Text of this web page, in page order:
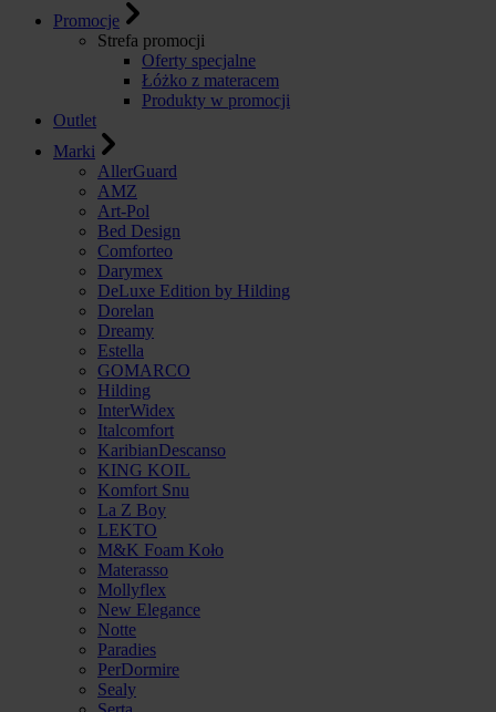
Promocje
Strefa promocji
Oferty specjalne
Łóżko z materacem
Produkty w promocji
Outlet
Marki
AllerGuard
AMZ
Art-Pol
Bed Design
Comforteo
Darymex
DeLuxe Edition by Hilding
Dorelan
Dreamy
Estella
GOMARCO
Hilding
InterWidex
Italcomfort
KaribianDescanso
KING KOIL
Komfort Snu
La Z Boy
LEKTO
M&K Foam Koło
Materasso
Mollyflex
New Elegance
Notte
Paradies
PerDormire
Sealy